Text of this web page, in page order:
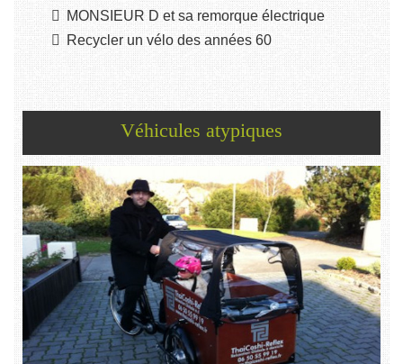
MONSIEUR D et sa remorque électrique
Recycler un vélo des années 60
Véhicules atypiques